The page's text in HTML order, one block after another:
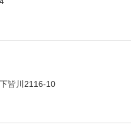
皆川2116-10